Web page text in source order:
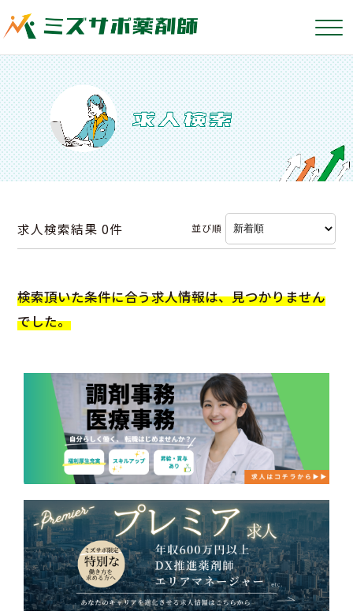
求人検索結果0件 並び順
検索頂いた条件に合う求人情報は、見つかりません
でした。